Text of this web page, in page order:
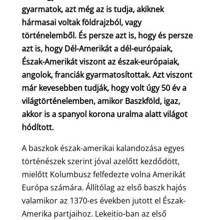
gyarmatok, azt még az is tudja, akiknek
hármasai voltak földrajzból, vagy
történelemből. És persze azt is, hogy és persze
azt is, hogy Dél-Amerikát a dél-európaiak,
Észak-Amerikát viszont az észak-európaiak,
angolok, franciák gyarmatosítottak. Azt viszont
már kevesebben tudják, hogy volt úgy 50 év a
világtörténelemben, amikor Baszkföld, igaz,
akkor is a spanyol korona uralma alatt világot
hódított.
A baszkok észak-amerikai kalandozása egyes
történészek szerint jóval azelőtt kezdődött,
mielőtt Kolumbusz felfedezte volna Amerikát
Európa számára. Állítólag az első baszk hajós
valamikor az 1370-es években jutott el Észak-
Amerika partjaihoz. Lekeitio-ban az első